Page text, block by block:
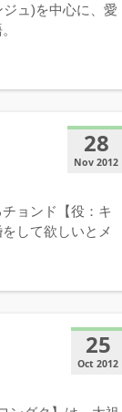
ュ)を中心に、愛
28
Nov 2012
ョンド【役：キ
して欲しいとメ
25
Oct 2012